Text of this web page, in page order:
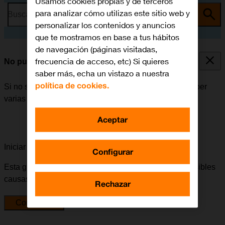
Busca por problema o tema
No puedo instalar una app
Si no se puede instalar una app en el móvil, puede haber
varias causas posibles al problema.
Iniciar la guía para solucionar tu problema
Esta guía te va a conducir a través de una serie de posibles
causas y soluciones al problema.
Comenzar
para analizar cómo utilizas este sitio web y
personalizar los contenidos y anuncios
que te mostramos en base a tus hábitos
de navegación (páginas visitadas,
frecuencia de acceso, etc) Si quieres
saber más, echa un vistazo a nuestra
política de cookies.
Configurar
Rechazar
Aceptar